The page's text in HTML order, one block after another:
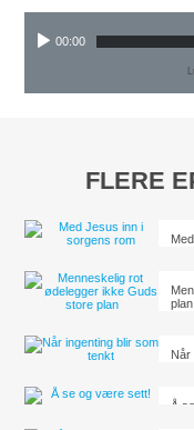
00:00
FLERE
plan
Når
Å